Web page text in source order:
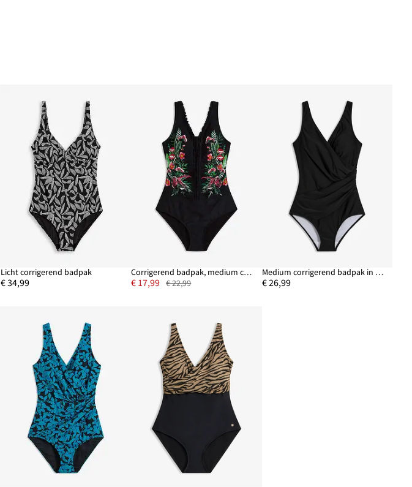
Licht corrigerend badpak
€ 34,99
Corrigerend badpak, medium corrigerend
€ 17,99 € 22,99
Medium corrigerend badpak in wikkellook
€ 26,99